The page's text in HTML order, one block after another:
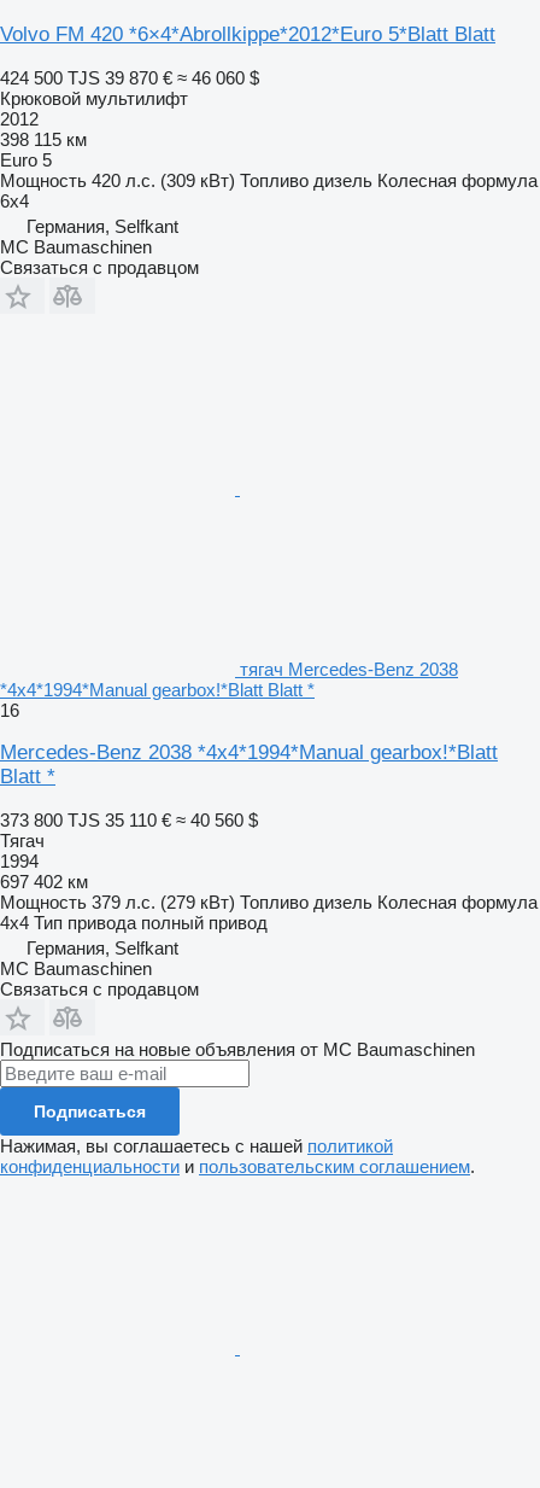
Volvo FM 420 *6×4*Abrollkippe*2012*Euro 5*Blatt Blatt
424 500 TJS 39 870 € ≈ 46 060 $
Крюковой мультилифт
2012
398 115 км
Euro 5
Мощность 420 л.с. (309 кВт) Топливо дизель Колесная формула
6x4
Германия, Selfkant
MC Baumaschinen
Связаться с продавцом
тягач Mercedes-Benz 2038
*4x4*1994*Manual gearbox!*Blatt Blatt *
16
Mercedes-Benz 2038 *4x4*1994*Manual gearbox!*Blatt
Blatt *
373 800 TJS 35 110 € ≈ 40 560 $
Тягач
1994
697 402 км
Мощность 379 л.с. (279 кВт) Топливо дизель Колесная формула
4x4 Тип привода полный привод
Германия, Selfkant
MC Baumaschinen
Связаться с продавцом
Подписаться на новые объявления от MC Baumaschinen
Подписаться
Нажимая, вы соглашаетесь с нашей политикой
конфиденциальности и пользовательским соглашением.